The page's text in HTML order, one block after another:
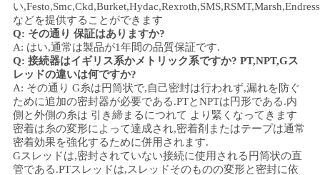
い
などを提供することができます
Q: その通り 保証はありますか?
A: はい,通常は製品が1年間の品質保証です.
Q: 接続器はイギリス系かメトリック系ですか? PT,NPT,Gス
レッドの違いは何ですか?
A: その通り G糸は円筒状で,自己密封は行われず,漏れを防ぐ
ために追加の密封器が必要である.PTとNPTは円形である.内
側と外側の糸は 引き締まるにつれて より緊くなってきます
密着は糸の変形によって達成され,密着剤またはテープは通常
密着効果を強化するために併用されます.
Gスレッドは,密封されていない接続に使用される円筒状の直
管である.PTスレッドは,スレッドそのものの変形と密封に依